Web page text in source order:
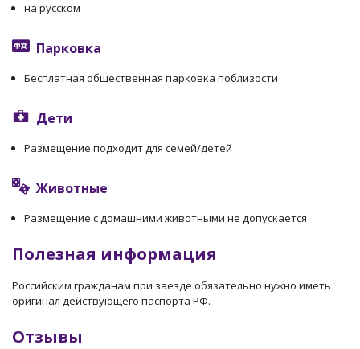
на русском
Парковка
Бесплатная общественная парковка поблизости
Дети
Размещение подходит для семей/детей
Животные
Размещение с домашними животными не допускается
Полезная информация
Российским гражданам при заезде обязательно нужно иметь
оригинал действующего паспорта РФ.
Отзывы